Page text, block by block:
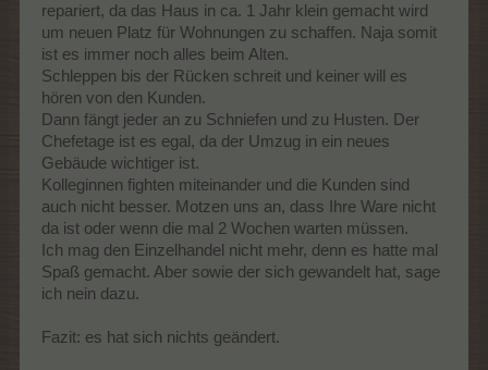
repariert, da das Haus in ca. 1 Jahr klein gemacht wird
um neuen Platz für Wohnungen zu schaffen. Naja somit
ist es immer noch alles beim Alten.
Schleppen bis der Rücken schreit und keiner will es
hören von den Kunden.
Dann fängt jeder an zu Schniefen und zu Husten. Der
Chefetage ist es egal, da der Umzug in ein neues
Gebäude wichtiger ist.
Kolleginnen fighten miteinander und die Kunden sind
auch nicht besser. Motzen uns an, dass Ihre Ware nicht
da ist oder wenn die mal 2 Wochen warten müssen.
Ich mag den Einzelhandel nicht mehr, denn es hatte mal
Spaß gemacht. Aber sowie der sich gewandelt hat, sage
ich nein dazu.
Fazit: es hat sich nichts geändert.